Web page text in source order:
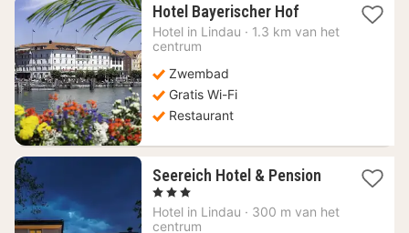
Hotel Bayerischer Hof1
nacht
Hotel in Lindau · 1.3 km van het
centrum
Zwembad
Gratis Wi-Fi
Restaurant
Seereich Hotel & Pension1
vanaf
, 3 Sterren
Hotel in Lindau · 300 m van het
centrum